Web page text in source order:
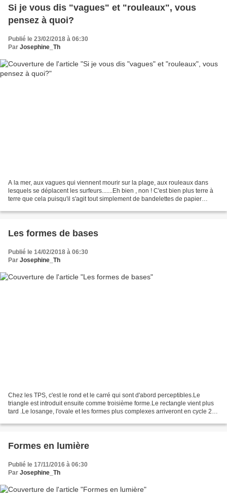
Si je vous dis "vagues" et "rouleaux", vous
pensez à quoi?
Publié le 23/02/2018 à 06:30
Par Josephine_Th
A la mer, aux vagues qui viennent mourir sur la plage, aux rouleaux dans
lesquels se déplacent les surfeurs.......Eh bien , non ! C'est bien plus terre à
terre que cela puisqu'il s'agit tout simplement de bandelettes de papier
Les formes de bases
Publié le 14/02/2018 à 06:30
Par Josephine_Th
Chez les TPS, c'est le rond et le carré qui sont d'abord perceptibles.Le
triangle est introduit ensuite comme troisième forme.Le rectangle vient plus
tard .Le losange, l'ovale et les formes plus complexes arriveront en cycle 2,
Formes en lumière
Publié le 17/11/2016 à 06:30
Par Josephine_Th